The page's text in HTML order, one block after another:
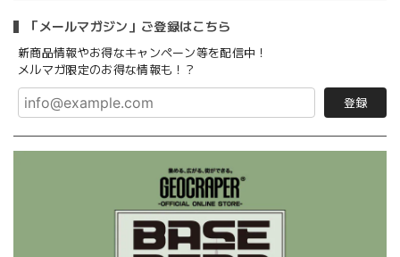
「メールマガジン」ご登録はこちら
新商品情報やお得なキャンペーン等を配信中！
メルマガ限定のお得な情報も！？
登録